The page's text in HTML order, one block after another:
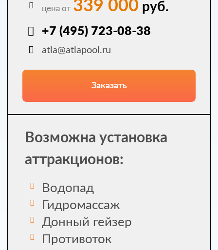
цена от 339 000 руб.
+7 (495) 723-08-38
atla@atlapool.ru
Заказать
Возможна установка
аттракционов:
Водопад
Гидромассаж
Донный гейзер
Противоток